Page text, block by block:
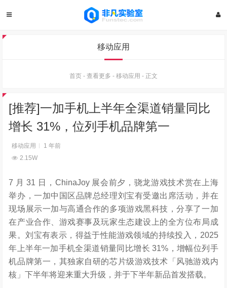
移动应用
首页 - 查看更多 - 移动应用 - 正文
[推荐]一加手机上半年全渠道销量同比
增长 31%，位列手机品牌第一
移动应用
1 年前
2.15W
7 月 31 日， ChinaJoy展会前夕，骁龙游戏技术赏在上海
举办，一加中国区品牌总经理刘宝有受邀出席活动，并在
现场展示一加与高通合作的多项游戏黑科技，分享了一加
在产业合作、游戏赛事及玩家生态建设上的全方位布局成
果。刘宝有表示，得益于性能游戏领域的持续投入，2025
年上半年一加手机全渠道销量同比增长 31%，增幅位列手
机品牌第一，其独家自研的芯片级游戏技术 「 风驰游戏内
核 」下半年将迎来重大升级，并于下半年新品首发搭载。